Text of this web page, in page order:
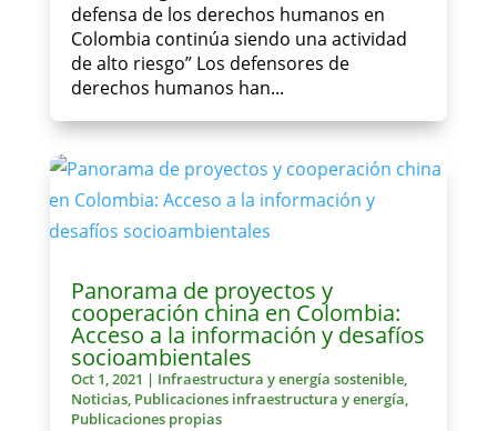
defensa de los derechos humanos en
Colombia continúa siendo una actividad
de alto riesgo” Los defensores de
derechos humanos han...
Panorama de proyectos y
cooperación china en Colombia:
Acceso a la información y desafíos
socioambientales
Oct 1, 2021 | Infraestructura y energía sostenible,
Noticias, Publicaciones infraestructura y energía,
Publicaciones propias